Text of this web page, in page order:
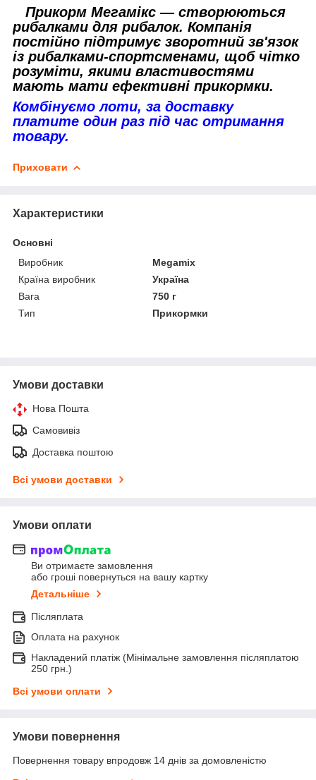
Прикорм Мегамікс — створюються
рибалками для рибалок. Компанія
постійно підтримує зворотний зв'язок
із рибалками-спортсменами, щоб чітко
розуміти, якими властивостями
мають мати ефективні прикормки.
Комбінуємо лоти, за доставку
платите один раз під час отримання
товару.
Приховати
Характеристики
Основні
Виробник
Megamix
Країна виробник
Україна
Вага
750 г
Тип
Прикормки
Умови доставки
Нова Пошта
Самовивіз
Доставка поштою
Всі умови доставки
Умови оплати
Ви отримаєте замовлення
або гроші повернуться на вашу картку
Детальніше
Післяплата
Оплата на рахунок
Накладений платіж (Мінімальне замовлення післяплатою
250 грн.)
Всі умови оплати
Умови повернення
Повернення товару впродовж 14 днів за домовленістю